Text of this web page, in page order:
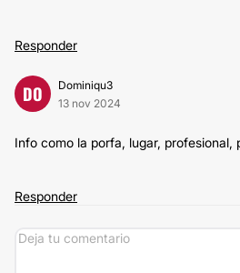
Responder
DO
Dominiqu3
13 nov 2024
Info como la porfa, lugar, profesional,
Responder